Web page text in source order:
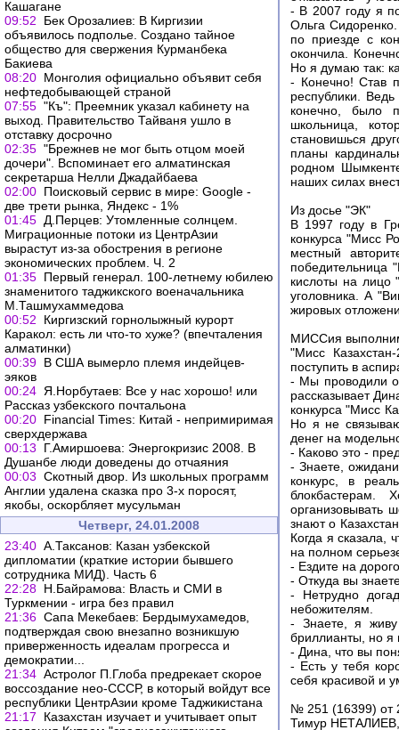
Кашагане
09:52
Бек Орозалиев: В Киргизии
объявилось подполье. Создано тайное
общество для свержения Курманбека
Бакиева
08:20 Монголия официально объявит себя
нефтедобывающей страной
07:55 "Къ": Преемник указал кабинету на
выход. Правительство Тайваня ушло в
отставку досрочно
02:35 "Брежнев не мог быть отцом моей
дочери". Вспоминает его алматинская
секретарша Нелли Джадайбаева
02:00 Поисковый сервис в мире: Google -
две трети рынка, Яндекс - 1%
01:45 Д.Перцев: Утомленные солнцем.
Миграционные потоки из ЦентрАзии
вырастут из-за обострения в регионе
экономических проблем. Ч. 2
01:35 Первый генерал. 100-летнему юбилею
знаменитого таджикского военачальника
М.Ташмухаммедова
00:52
Киргизский горнолыжный курорт
Каракол: есть ли что-то хуже? (впечталения
алматинки)
00:39 В США вымерло племя индейцев-
эяков
00:24 Я.Норбутаев: Все у нас хорошо! или
Рассказ узбекского почтальона
00:20 Financial Times: Китай - непримиримая
сверхдержава
00:13
Г.Амиршоева: Энергокризис 2008. В
Душанбе люди доведены до отчаяния
00:03 Скотный двор. Из школьных программ
Англии удалена сказка про 3-х поросят,
якобы, оскорбляет мусульман
Четверг, 24.01.2008
23:40 А.Таксанов: Казан узбекской
дипломатии (краткие истории бывшего
сотрудника МИД). Часть 6
22:28 Н.Байрамова: Власть и СМИ в
Туркмении - игра без правил
21:36 Сапа Мекебаев: Бердымухамедов,
подтверждая свою внезапно возникшую
приверженность идеалам прогресса и
демократии...
21:34 Астролог П.Глоба предрекает скорое
воссоздание нео-СССР, в который войдут все
республики ЦентрАзии кроме Таджикистана
21:17
Казахстан изучает и учитывает опыт
- В 2007 году я
Ольга
по приезде с
окончила.
Но я думаю так:
- Конечно! Став
республики.
конечно, было
школьница,
становишься
планы
родном
наших силах
Из досье "ЭК"
В 1997 году в
конкурса "Мисс
местный
победительница
кислоты на лицо
уголовника. А
жировых
МИССия
"Мисс
поступить в
- Мы проводили
рассказывает
конкурса "Мисс
Но я не
денег на
- Каково это -
- Знаете,
конкурс, в
блокбастерам.
организовывать
знают о
Когда я сказала,
на полном
- Ездите на
- Откуда вы
- Нетрудно
небожителям.
- Знаете, я
бриллианты, но я
- Дина, что вы
- Есть у тебя
себя красивой и
№ 251 (16399) от
Тимур